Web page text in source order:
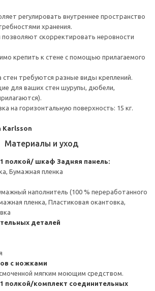
регулировать внутреннее пространство
хранения.
скорректировать неровности
крепить к стене с помощью прилагаемого
стен требуются разные виды креплений.
для ваших стен шурупы, дюбели,
на горизонтальную поверхность: 15 кг.
Karlsson
Материалы и уход
полкой/ шкаф Задняя панель:
Бумажная пленка
наполнитель (100 % переработанного
пленка, Пластиковая окантовка,
деталей
с ножками
мягким моющим средством.
полкой/комплект соединительных